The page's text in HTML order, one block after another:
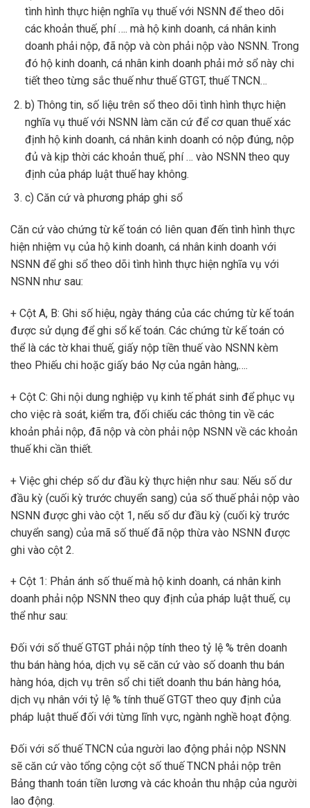
tình hình thực hiện nghĩa vụ thuế với NSNN để theo dõi
các khoản thuế, phí …. mà hộ kinh doanh, cá nhân kinh
doanh phải nộp, đã nộp và còn phải nộp vào NSNN. Trong
đó hộ kinh doanh, cá nhân kinh doanh phải mở sổ này chi
tiết theo từng sắc thuế như thuế GTGT, thuế TNCN…
b) Thông tin, số liệu trên sổ theo dõi tình hình thực hiện
nghĩa vụ thuế với NSNN làm căn cứ để cơ quan thuế xác
định hộ kinh doanh, cá nhân kinh doanh có nộp đúng, nộp
đủ và kịp thời các khoản thuế, phí … vào NSNN theo quy
định của pháp luật thuế hay không.
c) Căn cứ và phương pháp ghi sổ
Căn cứ vào chứng từ kế toán có liên quan đến tình hình thực
hiện nhiệm vụ của hộ kinh doanh, cá nhân kinh doanh với
NSNN để ghi sổ theo dõi tình hình thực hiện nghĩa vụ với
NSNN như sau:
+ Cột A, B: Ghi số hiệu, ngày tháng của các chứng từ kế toán
được sử dụng để ghi sổ kế toán. Các chứng từ kế toán có
thể là các tờ khai thuế, giấy nộp tiền thuế vào NSNN kèm
theo Phiếu chi hoặc giấy báo Nợ của ngân hàng,….
+ Cột C: Ghi nội dung nghiệp vụ kinh tế phát sinh để phục vụ
cho việc rà soát, kiểm tra, đối chiếu các thông tin về các
khoản phải nộp, đã nộp và còn phải nộp NSNN về các khoản
thuế khi cần thiết.
+ Việc ghi chép số dư đầu kỳ thực hiện như sau: Nếu số dư
đầu kỳ (cuối kỳ trước chuyển sang) của số thuế phải nộp vào
NSNN được ghi vào cột 1, nếu số dư đầu kỳ (cuối kỳ trước
chuyển sang) của mã số thuế đã nộp thừa vào NSNN được
ghi vào cột 2.
+ Cột 1: Phản ánh số thuế mà hộ kinh doanh, cá nhân kinh
doanh phải nộp NSNN theo quy định của pháp luật thuế, cụ
thể như sau:
Đối với số thuế GTGT phải nộp tính theo tỷ lệ % trên doanh
thu bán hàng hóa, dịch vụ sẽ căn cứ vào số doanh thu bán
hàng hóa, dịch vụ trên sổ chi tiết doanh thu bán hàng hóa,
dịch vụ nhân với tỷ lệ % tính thuế GTGT theo quy định của
pháp luật thuế đối với từng lĩnh vực, ngành nghề hoạt động.
Đối với số thuế TNCN của người lao động phải nộp NSNN
sẽ căn cứ vào tổng cộng cột số thuế TNCN phải nộp trên
Bảng thanh toán tiền lương và các khoản thu nhập của người
lao động.